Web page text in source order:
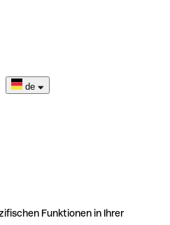
de
Funktionen in Ihrer